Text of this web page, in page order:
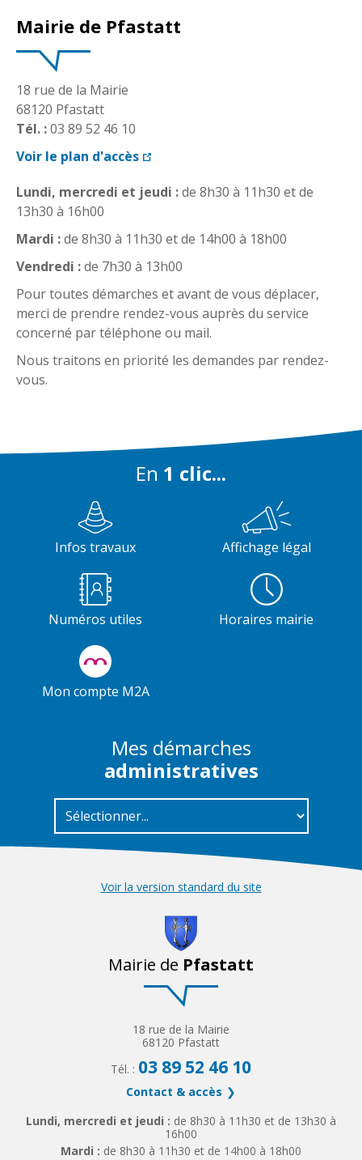
Mairie de Pfastatt
18 rue de la Mairie
68120 Pfastatt
Tél. :03 89 52 46 10
Voir le plan d'accès
Lundi, mercredi et jeudi :de 8h30 à 11h30 et de
13h30 à 16h00
Mardi :de 8h30 à 11h30 et de 14h00 à 18h00
Vendredi :de 7h30 à 13h00
Pour toutes démarches et avant de vous déplacer,
merci de prendre rendez-vous auprès du service
concerné par téléphone ou mail.
Nous traitons en priorité les demandes par rendez-
vous.
En 1 clic...
Infos travaux Affichage légal
Numéros utiles Horaires mairie
Mon compte M2A
Mes démarches
administratives
Voir la version standard du site
Mairie de Pfastatt
18 rue de la Mairie
68120 Pfastatt
Tél. : 03 89 52 46 10
Contact & accès
Lundi, mercredi et jeudi : de 8h30 à 11h30 et de 13h30 à
16h00
Mardi : de 8h30 à 11h30 et de 14h00 à 18h00